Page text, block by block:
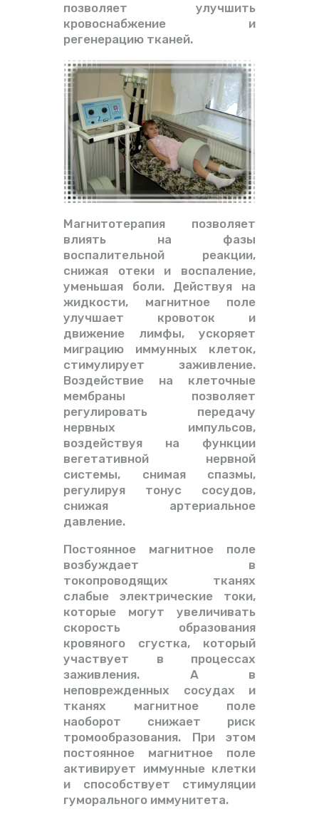
позволяет улучшить
кровоснабжение и
регенерацию тканей.
Магнитотерапия позволяет
влиять на фазы
воспалительной реакции,
снижая отеки и воспаление,
уменьшая боли. Действуя на
жидкости, магнитное поле
улучшает кровоток и
движение лимфы, ускоряет
миграцию иммунных клеток,
стимулирует заживление.
Воздействие на клеточные
мембраны позволяет
регулировать передачу
нервных импульсов,
воздействуя на функции
вегетативной нервной
системы, снимая спазмы,
регулируя тонус сосудов,
снижая артериальное
давление.
Постоянное магнитное поле
возбуждает в
токопроводящих тканях
слабые электрические токи,
которые могут увеличивать
скорость образования
кровяного сгустка, который
участвует в процессах
заживления. А в
неповрежденных сосудах и
тканях магнитное поле
наоборот снижает риск
тромообразования. При этом
постоянное магнитное поле
активирует иммунные клетки
и способствует стимуляции
гуморального иммунитета.